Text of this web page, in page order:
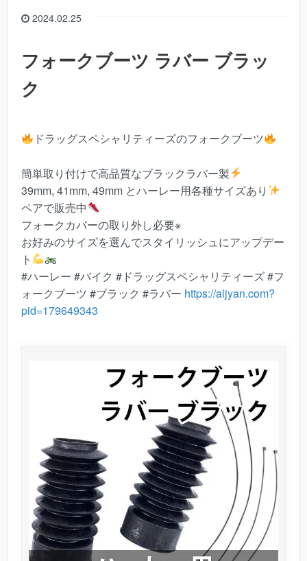
2024.02.25
フォークブーツ ラバー ブラッ
ク
ドラッグスペシャリティーズのフォークブーツ
簡単取り付けで高品質なブラックラバー製
39mm, 41mm, 49mm とハーレー用各種サイズあり
ペアで販売中
フォークカバーの取り外し必要※
お好みのサイズを選んでスタイリッシュにアップデー
ト
#ハーレー #バイク #ドラッグスペシャリティーズ #フ
ォークブーツ #ブラック #ラバー https://aljyan.com?
pid=179649343